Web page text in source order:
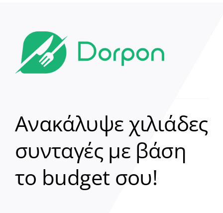
Ανακάλυψε χιλιάδες
συνταγές με βάση
το budget σου!